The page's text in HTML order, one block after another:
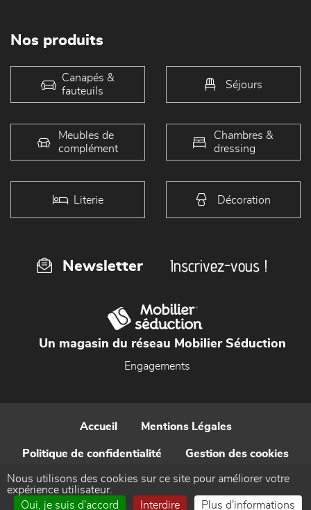
Nos produits
Canapés &
fauteuils
Séjours
Meubles de
complément
Chambres &
dressing
Literie Décoration
Newsletter Inscrivez-vous !
Un magasin du réseau Mobilier Séduction
Engagements
Accueil Mentions Légales
Politique de confidentialité Gestion des cookies
Contact
Nous utilisons des cookies sur ce site pour améliorer votre
expérience utilisateur.
Oui, je suis d'accord
Interdire Plus d'informations